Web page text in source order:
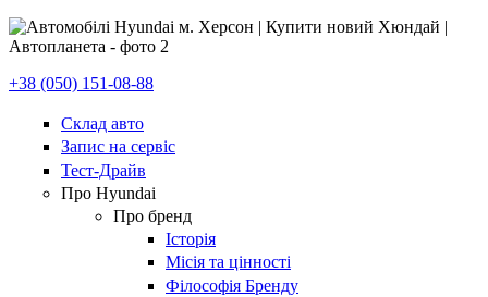
+38 (050) 151-08-88
Склад авто
Запис на сервіс
Тест-Драйв
Про Hyundai
Про бренд
Історія
Місія та цінності
Філософія Бренду